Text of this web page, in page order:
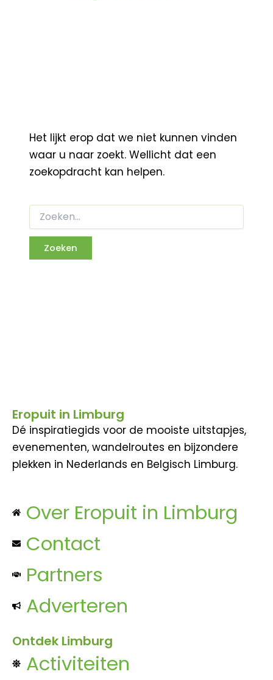
Het lijkt erop dat we niet kunnen vinden
waar u naar zoekt. Wellicht dat een
zoekopdracht kan helpen.
Eropuit in Limburg
Dé inspiratiegids voor de mooiste uitstapjes,
evenementen, wandelroutes en bijzondere
plekken in Nederlands en Belgisch Limburg.
Over Eropuit in Limburg
Contact
Partners
Adverteren
Ontdek Limburg
Activiteiten